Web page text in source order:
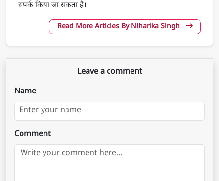
संपर्क किया जा सकता है।
Read More Articles By Niharika Singh
Leave a comment
Name
Comment